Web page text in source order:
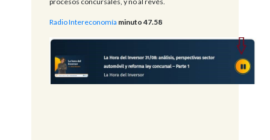
Radio Intereconomía minuto 47.58